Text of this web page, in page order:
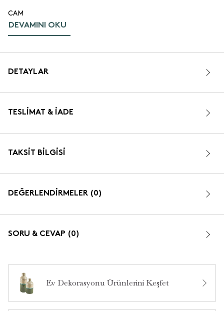
CAM
DEVAMINI OKU
DETAYLAR
TESLIMAT & İADE
TAKSIT BILGISI
DEĞERLENDİRMELER (0)
SORU & CEVAP (0)
Ev Dekorasyonu Ürünlerini Keşfet